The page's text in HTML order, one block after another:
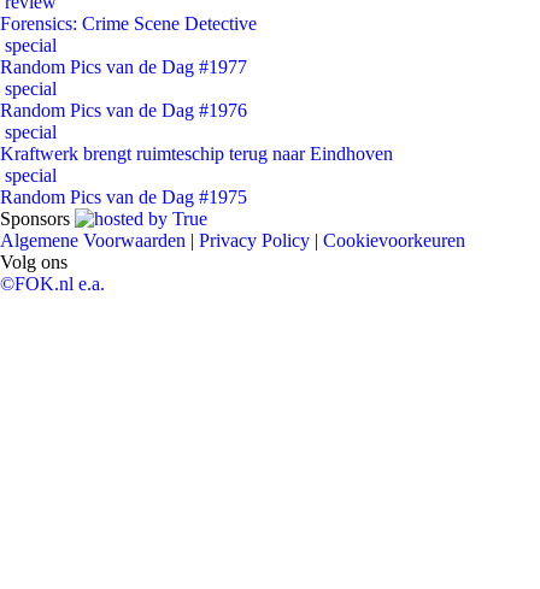
Forensics: Crime Scene Detective
special
Random Pics van de Dag #1977
special
Random Pics van de Dag #1976
special
Kraftwerk brengt ruimteschip terug naar Eindhoven
special
Random Pics van de Dag #1975
Sponsors
Algemene Voorwaarden | Privacy Policy | Cookievoorkeuren
Volg ons
©FOK.nl e.a.